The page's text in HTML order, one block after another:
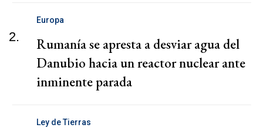
2.
Europa
Rumanía se apresta a desviar agua del
Danubio hacia un reactor nuclear ante
inminente parada
Ley de Tierras